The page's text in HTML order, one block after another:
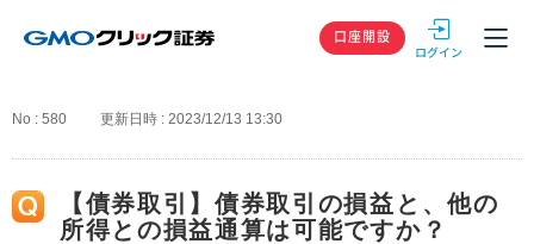
GMOクリック
口座開設
No : 580 更新日時 : 2023/12/13 13:30
【債券取引】債券取引の損益と、他の
所得との損益通算は可能ですか？